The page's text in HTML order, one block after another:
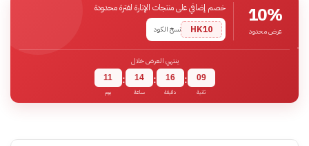
10%
عرض محدود
خصم إضافي على منتجات الإنارة لفترة محدودة
HK10
نسخ الكود
ينتهي العرض خلال
11
يوم
: 14
ساعة
: 16
دقيقة
: 08
ثانية